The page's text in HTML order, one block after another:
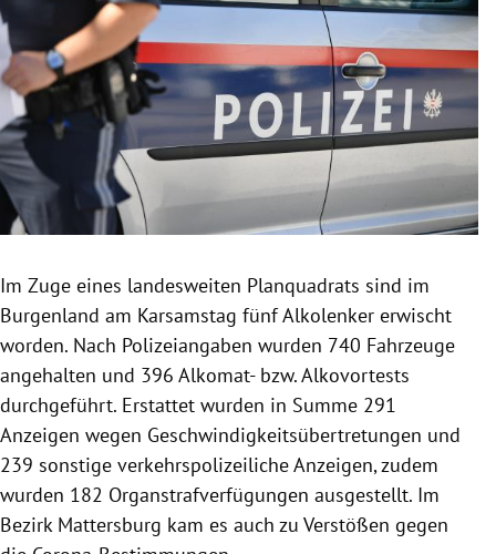
Untermenü
Untermenü
Untermenü
Untermenü
Untermenü
Untermenü
Im Zuge eines landesweiten Planquadrats sind im
Burgenland am Karsamstag fünf Alkolenker erwischt
worden. Nach Polizeiangaben wurden 740 Fahrzeuge
angehalten und 396 Alkomat- bzw. Alkovortests
durchgeführt. Erstattet wurden in Summe 291
Anzeigen wegen Geschwindigkeitsübertretungen und
239 sonstige verkehrspolizeiliche Anzeigen, zudem
wurden 182 Organstrafverfügungen ausgestellt. Im
Bezirk Mattersburg kam es auch zu Verstößen gegen